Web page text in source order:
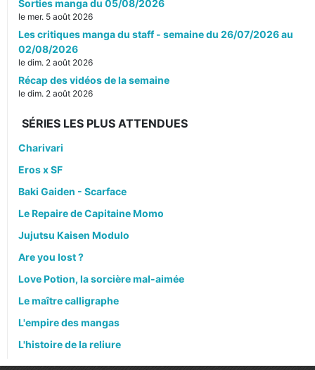
Sorties manga du 05/08/2026
le mer. 5 août 2026
Les critiques manga du staff - semaine du 26/07/2026 au
02/08/2026
le dim. 2 août 2026
Récap des vidéos de la semaine
le dim. 2 août 2026
SÉRIES LES PLUS ATTENDUES
Charivari
Eros x SF
Baki Gaiden - Scarface
Le Repaire de Capitaine Momo
Jujutsu Kaisen Modulo
Are you lost ?
Love Potion, la sorcière mal-aimée
Le maître calligraphe
L'empire des mangas
L'histoire de la reliure